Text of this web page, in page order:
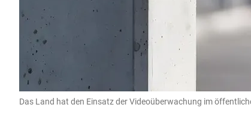
Das Land hat den Einsatz der Videoüberwachung im